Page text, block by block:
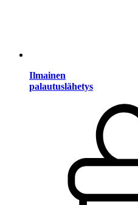
Ilmainen
palautuslähetys